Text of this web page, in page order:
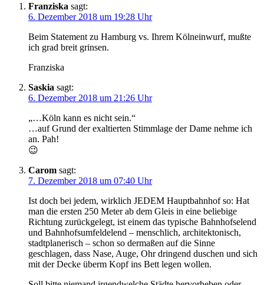
Franziska sagt:
6. Dezember 2018 um 19:28 Uhr
Beim Statement zu Hamburg vs. Ihrem Kölneinwurf, mußte
ich grad breit grinsen.
Franziska
Saskia sagt:
6. Dezember 2018 um 21:26 Uhr
„…Köln kann es nicht sein.“
…auf Grund der exaltierten Stimmlage der Dame nehme ich
an. Pah!
😉
Carom sagt:
7. Dezember 2018 um 07:40 Uhr
Ist doch bei jedem, wirklich JEDEM Hauptbahnhof so: Hat
man die ersten 250 Meter ab dem Gleis in eine beliebige
Richtung zurückgelegt, ist einem das typische Bahnhofselend
und Bahnhofsumfeldelend – menschlich, architektonisch,
stadtplanerisch – schon so dermaßen auf die Sinne
geschlagen, dass Nase, Auge, Ohr dringend duschen und sich
mit der Decke überm Kopf ins Bett legen wollen.